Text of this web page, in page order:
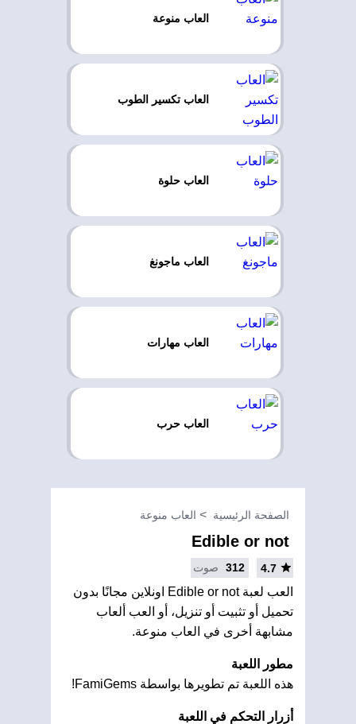
العاب منوعة
العاب تكسير الطوب
العاب حلوة
العاب ماجونغ
العاب مهارات
العاب حرب
الصفحة الرئيسية العاب منوعة
Edible or not
4.7
312 صوت
العب لعبة Edible or not اونلاين مجانًا بدون
تحميل أو تثبيت أو تنزيل، أو العب ألعاب
مشابهة أخرى في العاب منوعة.
مطور اللعبة
هذه اللعبة تم تطويرها بواسطة FamiGems!
أزرار التحكم في اللعبة